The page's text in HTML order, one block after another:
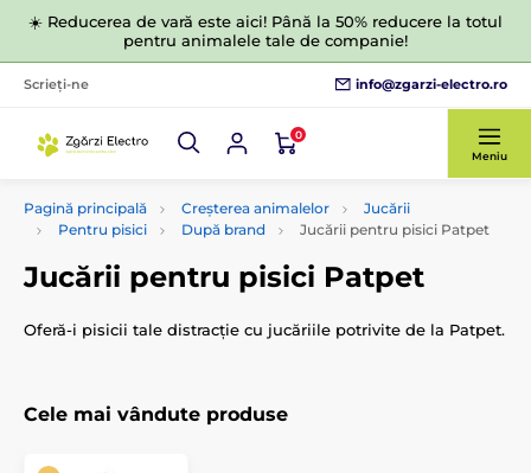
☀️ Reducerea de vară este aici! Până la 50% reducere la totul
pentru animalele tale de companie!
Scrieți-ne info@zgarzi-electro.ro
0
Meniu
Pagină principală Creșterea animalelor
Jucării
Pentru pisici
După brand Jucării pentru pisici Patpet
Jucării pentru pisici Patpet
Oferă-i pisicii tale distracție cu jucăriile potrivite de la Patpet.
Cele mai vândute produse